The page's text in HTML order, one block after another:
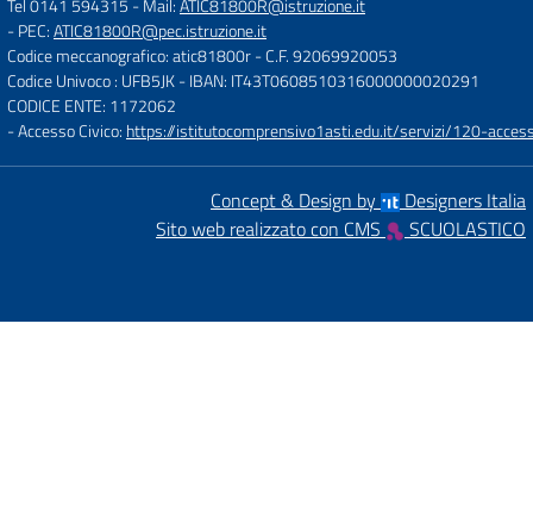
Tel 0141 594315 - Mail:ATIC81800R@istruzione.it
- PEC:ATIC81800R@pec.istruzione.it
Codice meccanografico: atic81800r- C.F. 92069920053
Codice Univoco : UFB5JK- IBAN: IT43T0608510316000000020291
CODICE ENTE: 1172062
- Accesso Civico: https://istitutocomprensivo1asti.edu.it/servizi/120-
Concept & Design by
Designers Italia
Sito web realizzato con CMS
SCUOLASTICO